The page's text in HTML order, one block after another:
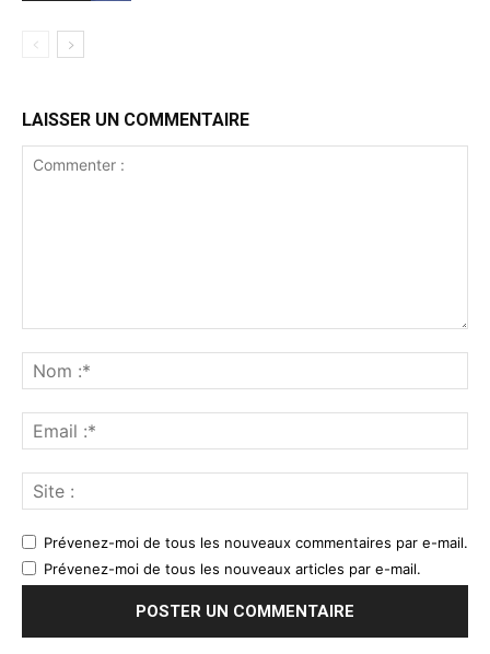
LAISSER UN COMMENTAIRE
Prévenez-moi de tous les nouveaux commentaires par e-mail.
Prévenez-moi de tous les nouveaux articles par e-mail.